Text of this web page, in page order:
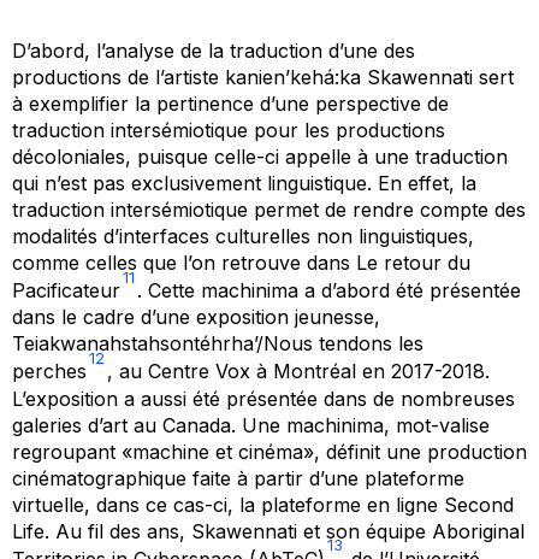
D’abord, l’analyse de la traduction d’une des
productions de l’artiste kanien’kehá:ka Skawennati sert
à exemplifier la pertinence d’une perspective de
traduction intersémiotique pour les productions
décoloniales, puisque celle-ci appelle à une traduction
qui n’est pas exclusivement linguistique. En effet, la
traduction intersémiotique permet de rendre compte des
modalités d’interfaces culturelles non linguistiques,
comme celles que l’on retrouve dans Le retour du
Pacificateur
11
. Cette machinima a d’abord été présentée
dans le cadre d’une exposition jeunesse,
Teiakwanahstahsontéhrha’/Nous tendons les
perches
12
, au Centre Vox à Montréal en 2017-2018.
L’exposition a aussi été présentée dans de nombreuses
galeries d’art au Canada. Une machinima, mot-valise
regroupant «machine et cinéma», définit une production
cinématographique faite à partir d’une plateforme
virtuelle, dans ce cas-ci, la plateforme en ligne Second
Life. Au fil des ans, Skawennati et son équipe Aboriginal
13